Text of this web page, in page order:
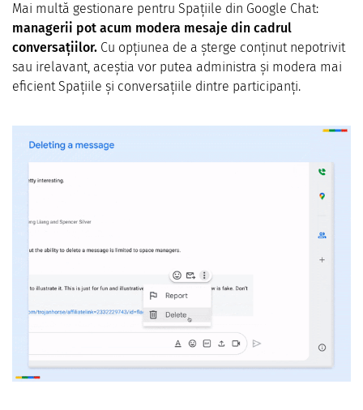
Mai multă gestionare pentru Spațiile din Google Chat:
managerii pot acum modera mesaje din cadrul
conversațiilor. Cu opțiunea de a șterge conținut nepotrivit
sau irelavant, aceștia vor putea administra și modera mai
eficient Spațiile și conversațiile dintre participanți.